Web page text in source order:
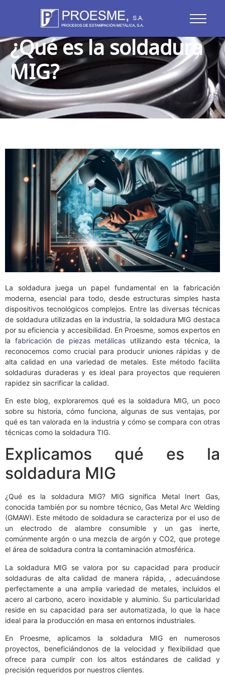
¿Qué es la soldadura
MIG?
La soldadura juega un papel fundamental en la fabricación
moderna, esencial para todo, desde estructuras simples hasta
dispositivos tecnológicos complejos. Entre las diversas técnicas
de soldadura utilizadas en la industria, la soldadura MIG destaca
por su eficiencia y accesibilidad. En Proesme, somos expertos en
la fabricación de piezas metálicas utilizando esta técnica, la
reconocemos como crucial para producir uniones rápidas y de
alta calidad en una variedad de metales. Este método facilita
soldaduras duraderas y es ideal para proyectos que requieren
rapidez sin sacrificar la calidad.
En este blog, exploraremos qué es la soldadura MIG, un poco
sobre su historia, cómo funciona, algunas de sus ventajas, por
qué es tan valorada en la industria y cómo se compara con otras
técnicas como la soldadura TIG.
Explicamos qué es la
soldadura MIG
¿Qué es la soldadura MIG? MIG significa Metal Inert Gas,
conocida también por su nombre técnico, Gas Metal Arc Welding
(GMAW). Este método de soldadura se caracteriza por el uso de
un electrodo de alambre consumible y un gas inerte,
comúnmente argón o una mezcla de argón y CO2, que protege
el área de soldadura contra la contaminación atmosférica.
La soldadura MIG se valora por su capacidad para producir
soldaduras de alta calidad de manera rápida, , adecuándose
perfectamente a una amplia variedad de metales, incluidos el
acero al carbono, acero inoxidable y aluminio. Su particularidad
reside en su capacidad para ser automatizada, lo que la hace
ideal para la producción en masa en entornos industriales.
En Proesme, aplicamos la soldadura MIG en numerosos
proyectos, beneficiándonos de la velocidad y flexibilidad que
ofrece para cumplir con los altos estándares de calidad y
precisión requeridos por nuestros clientes.